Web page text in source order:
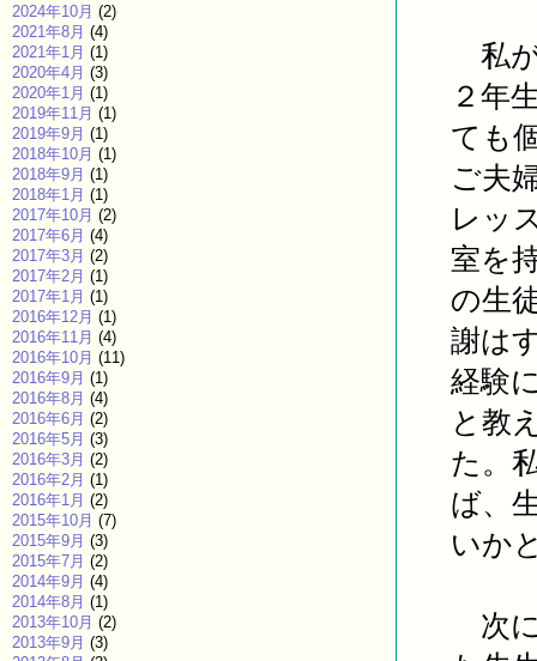
私
２年
ても
ご夫
レッ
室を
の生
謝は
経験
と教
た。
ば、
いか
次
2024年10月 (2)
2021年8月 (4)
2021年1月 (1)
2020年4月 (3)
2020年1月 (1)
2019年11月 (1)
2019年9月 (1)
2018年10月 (1)
2018年9月 (1)
2018年1月 (1)
2017年10月 (2)
2017年6月 (4)
2017年3月 (2)
2017年2月 (1)
2017年1月 (1)
2016年12月 (1)
2016年11月 (4)
2016年10月 (11)
2016年9月 (1)
2016年8月 (4)
2016年6月 (2)
2016年5月 (3)
2016年3月 (2)
2016年2月 (1)
2016年1月 (2)
2015年10月 (7)
2015年9月 (3)
2015年7月 (2)
2014年9月 (4)
2014年8月 (1)
2013年10月 (2)
2013年9月 (3)